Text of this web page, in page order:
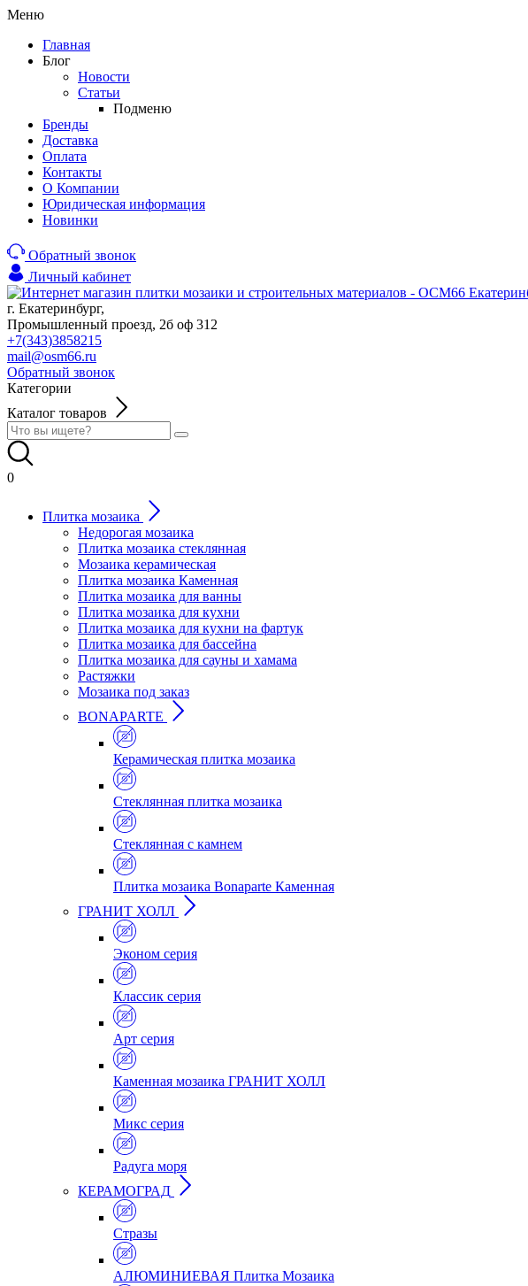
Меню
Главная
Блог
Новости
Статьи
Подменю
Бренды
Доставка
Оплата
Контакты
О Компании
Юридическая информация
Новинки
Обратный звонок
Личный кабинет
г. Екатеринбург,
Промышленный проезд, 2б оф 312
+7(343)3858215
mail@osm66.ru
Обратный звонок
Категории
Каталог товаров
0
Плитка мозаика
Недорогая мозаика
Плитка мозаика стеклянная
Мозаика керамическая
Плитка мозаика Каменная
Плитка мозаика для ванны
Плитка мозаика для кухни
Плитка мозаика для кухни на фартук
Плитка мозаика для бассейна
Плитка мозаика для сауны и хамама
Растяжки
Мозаика под заказ
BONAPARTE
Керамическая плитка мозаика
Стеклянная плитка мозаика
Стеклянная c камнем
Плитка мозаика Bonaparte Каменная
ГРАНИТ ХОЛЛ
Эконом серия
Классик серия
Арт серия
Каменная мозаика ГРАНИТ ХОЛЛ
Микс серия
Радуга моря
КЕРАМОГРАД
Стразы
АЛЮМИНИЕВАЯ Плитка Мозаика